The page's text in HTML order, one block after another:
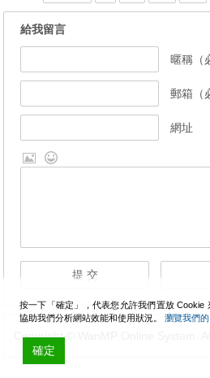
給我留言
暱稱（
郵箱（
網址
Copyright © WanMP Online System.
按一下「確定」，代表您允許我們置放 Cookie
協助我們分析網站效能和使用狀況。 瀏覽我們的
確定